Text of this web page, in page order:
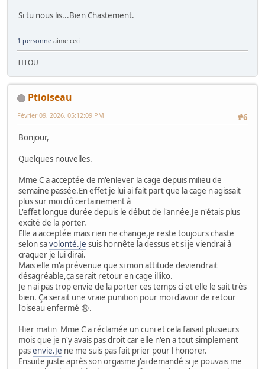
Si tu nous lis...Bien Chastement.
1 personne aime ceci.
TITOU
Ptioiseau
#6
Février 09, 2026, 05:12:09 PM
Bonjour,
Quelques nouvelles.
Mme C a acceptée de m'enlever la cage depuis milieu de
semaine passée.En effet je lui ai fait part que la cage n'agissait
plus sur moi dû certainement à
L'effet longue durée depuis le début de l'année.Je n'étais plus
excité de la porter.
Elle a acceptée mais rien ne change,je reste toujours chaste
selon savolonté.Je suis honnête la dessus et si je viendrai à
craquer je lui dirai.
Mais elle m'a prévenue que si mon attitude deviendrait
désagréable,ça serait retour en cage illiko.
Je n'ai pas trop envie de la porter ces temps ci et elle le sait très
bien. Ça serait une vraie punition pour moi d'avoir de retour
l'oiseau enfermé 😩.
Hier matin Mme C a réclamée un cuni et cela faisait plusieurs
mois que je n'y avais pas droit car elle n'en a tout simplement
pasenvie.Je ne me suis pas fait prier pour l'honorer.
Ensuite juste après son orgasme j'ai demandé si je pouvais me